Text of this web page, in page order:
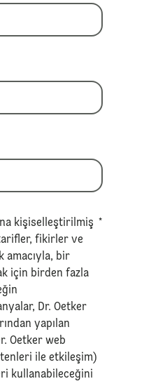
kişiselleştirilmiş
fikirler ve
amacıyla, bir
için birden fazla
Dr. Oetker
yapılan
Oetker web
ile etkileşim)
kullanabileceğini
*